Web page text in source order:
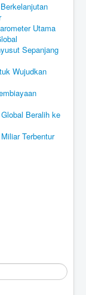
Utama
Sepanjang
Wujudkan
Beralih ke
Terbentur